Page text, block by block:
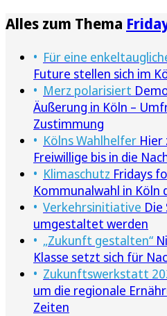
Alles zum Thema
Für eine
Future stellen sich im
Merz polarisiert
Äußerung in Köln –
Zustimmung
Kölns Wahlhelfer Hier
Freiwillige bis in die
Klimaschutz Fridays
Kommunalwahl in
Verkehrsinitiative Die
umgestaltet werden
„Zukunft gestalten“
Klasse setzt sich für
Zukunftswerkstatt
um die regionale
Zeiten